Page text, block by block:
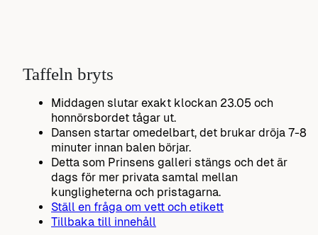
Taffeln bryts
Middagen slutar exakt klockan 23.05 och
honnörsbordet tågar ut.
Dansen startar omedelbart, det brukar dröja 7-8
minuter innan balen börjar.
Detta som Prinsens galleri stängs och det är
dags för mer privata samtal mellan
kungligheterna och pristagarna.
Ställ en fråga om vett och etikett
Tillbaka till innehåll